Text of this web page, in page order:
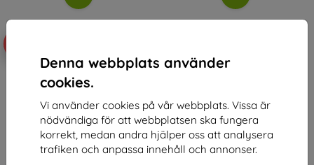
Denna webbplats använder
cookies.
Vi använder cookies på vår webbplats. Vissa är
nödvändiga för att webbplatsen ska fungera
korrekt, medan andra hjälper oss att analysera
trafiken och anpassa innehåll och annonser.